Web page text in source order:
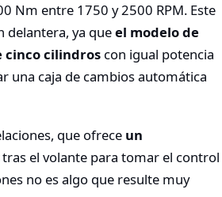
Nm entre 1750 y 2500 RPM. Este
delantera, ya queel modelo de
cinco cilindros con igual potencia
una caja de cambios automática
que ofrece un
tras el volante para tomar el control
no es algo que resulte muy